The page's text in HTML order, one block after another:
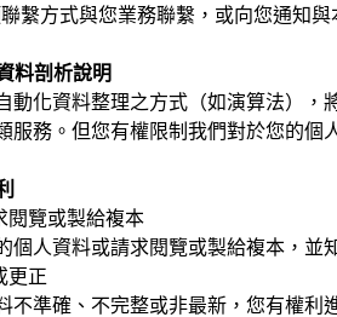
繫方式與您業務聯繫，或向您通知與
料剖析說明
動化資料整理之方式（如演算法），
服務。但您有權限制我們對於您的個
閱覽或製給複本
個人資料或請求閱覽或製給複本，並
更正
不準確、不完整或非最新，您有權利